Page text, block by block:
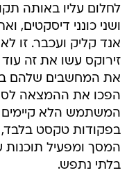
ושני כונני דיסקטים,
אנד קליק ועכבר. זו
את המחשבים שלהם
הפכו את ההמצאה
המשתמש הלא קיימים
בפקודות טקסט
המסך ומפעיל תוכנות
בלתי נתפש.